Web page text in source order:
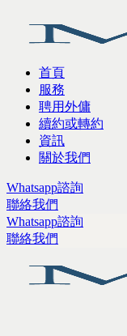
首頁
服務
聘用外傭
續約或轉約
資訊
關於我們
Whatsapp諮詢
聯絡我們
Whatsapp諮詢
聯絡我們